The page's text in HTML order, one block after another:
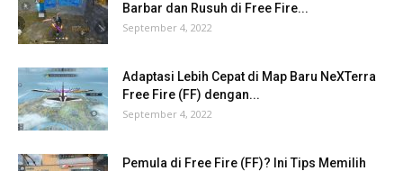
Barbar dan Rusuh di Free Fire...
September 4, 2022
Adaptasi Lebih Cepat di Map Baru NeXTerra
Free Fire (FF) dengan...
September 4, 2022
Pemula di Free Fire (FF)? Ini Tips Memilih